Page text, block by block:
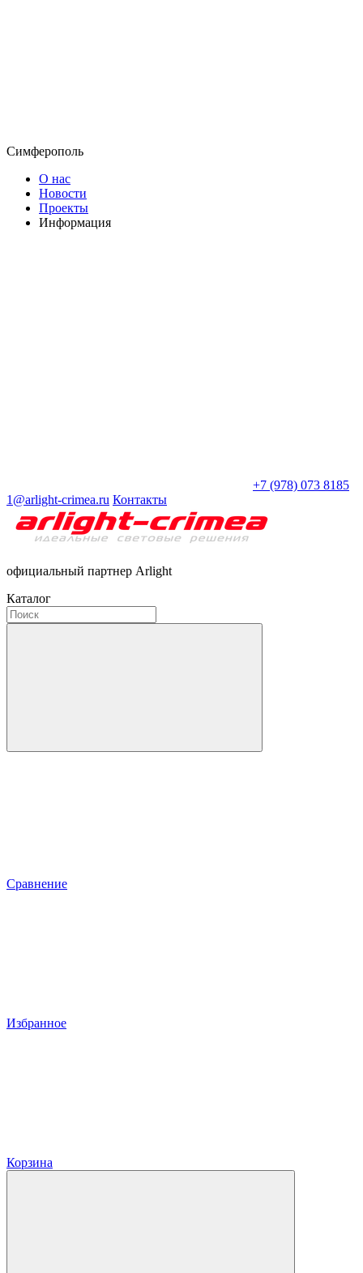
Симферополь
О нас
Новости
Проекты
Информация
+7 (978) 073 8185
1@arlight-crimea.ru Контакты
официальный партнер Arlight
Каталог
Сравнение
Избранное
Корзина